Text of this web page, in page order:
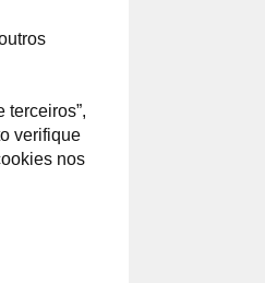
terceiros”,
verifique
nos